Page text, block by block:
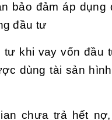
bảo đảm áp
đầu tư
tư khi vay vốn đầu
dùng tài sản
chưa trả hết